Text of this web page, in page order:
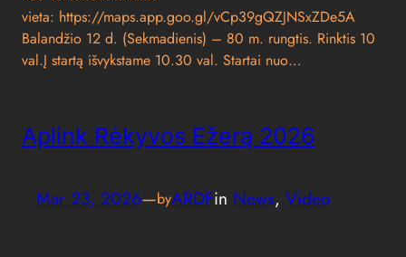
vieta: https://maps.app.goo.gl/vCp39gQZJNSxZDe5A
Balandžio 12 d. (Sekmadienis) – 80 m. rungtis. Rinktis 10
val.Į startą išvykstame 10.30 val. Startai nuo…
Aplink Rėkyvos Ežerą 2026
Mar 23, 2026—byARDFin News, Video